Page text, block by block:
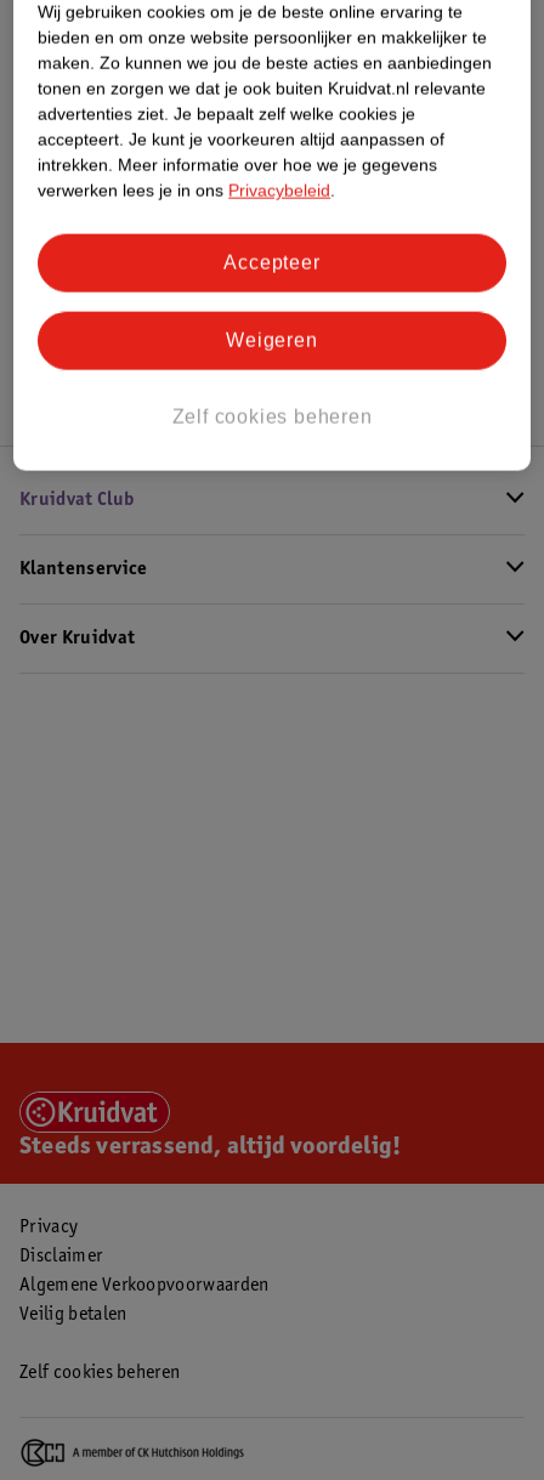
Bestel & Bezorginformatie
Aanvullende informatie
Bekijk ook
MeerCompeed Alle Koortslip
Kruidvat Club
Klantenservice
Over Kruidvat
Steeds verrassend, altijd voordelig!
Privacy
Disclaimer
Algemene Verkoopvoorwaarden
Veilig betalen
Zelf cookies beheren
Wij gebruiken cookies om je de beste online ervaring te
bieden en om onze website persoonlijker en makkelijker te
maken. Zo kunnen we jou de beste acties en aanbiedingen
tonen en zorgen we dat je ook buiten Kruidvat.nl relevante
advertenties ziet. Je bepaalt zelf welke cookies je
accepteert. Je kunt je voorkeuren altijd aanpassen of
intrekken. Meer informatie over hoe we je gegevens
verwerken lees je in ons Privacybeleid.
Zelf cookies beheren
Weigeren
Accepteer